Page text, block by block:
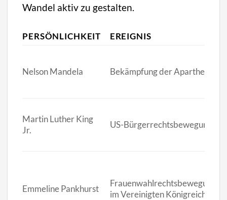
Wandel aktiv zu gestalten.
PERSÖNLICHKEIT EREIGNIS
Nelson Mandela Bekämpfung der Apartheid
Martin Luther King
Jr.
US-Bürgerrechtsbewegung
Emmeline Pankhurst
Frauenwahlrechtsbewegung
im Vereinigten Königreich